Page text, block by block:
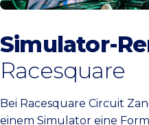
Racesquare Zandvoort
Simulator-
Racesquare
Bei Racesquare Circuit
einem Simulator eine